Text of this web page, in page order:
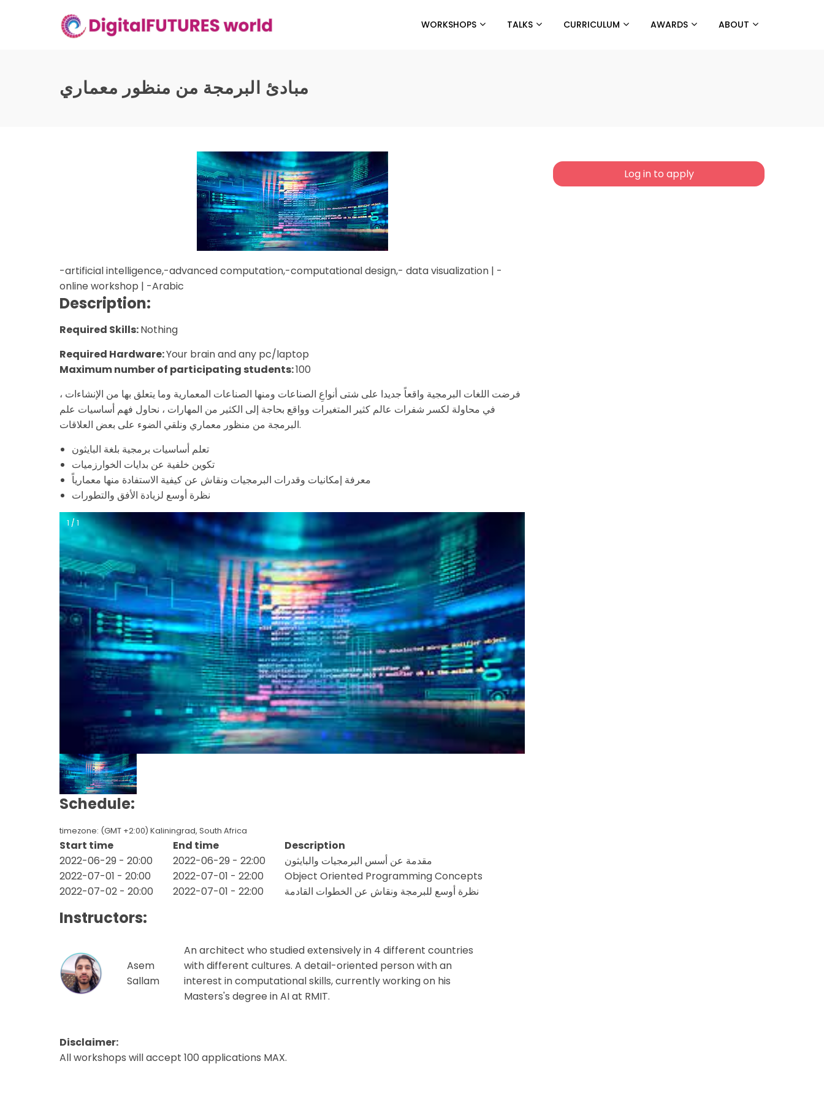
WORKSHOPS TALKS CURRICULUM AWARDS ABOUT
مبادئ البرمجة من منظور معماري
-artificial intelligence,-advanced computation,-computational design,- data visualization | -
online workshop | -Arabic
Description:
Required Skills:Nothing
Required Hardware:Your brain and any pc/laptop
Maximum number of participating students:100
فرضت اللغات البرمجية واقعاً جديدا على شتى أنواعِ الصناعات ومنها الصناعات المعمارية وما يتعلق بها من الإنشاءات ،
في محاولة لكسر شفرات عالم كثير المتغيرات وواقع بحاجة إلى الكثير من المهارات ، نحاول فهم أساسيات علم
البرمجة من منظور معماري ونلقي الضوء على بعض العلاقات.
تعلم أساسيات برمجية بلغة البايثون
تكوين خلفية عن بدايات الخوارزميات
معرفة إمكانيات وقدرات البرمجيات ونقاش عن كيفية الاستفادة منها معمارياً
نظرة أوسع لزيادة الأفق والتطورات
1 / 1
1 / 1
Schedule:
timezone: (GMT +2:00) Kaliningrad, South Africa
Start time End time
Description
2022-06-29 - 20:00
2022-06-29 - 22:00
مقدمة عن أسس البرمجيات والبايثون
2022-07-01 - 20:00
2022-07-01 - 22:00
Object Oriented Programming Concepts
2022-07-02 - 20:00
2022-07-01 - 22:00 نظرة أوسع للبرمجة ونقاش عن الخطوات القادمة
Instructors:
Asem
Sallam
An architect who studied extensively in 4 different countries
with different cultures. A detail-oriented person with an
interest in computational skills, currently working on his
Masters's degree in AI at RMIT.
Disclaimer:
All workshops will accept 100 applications MAX.
Log in to apply